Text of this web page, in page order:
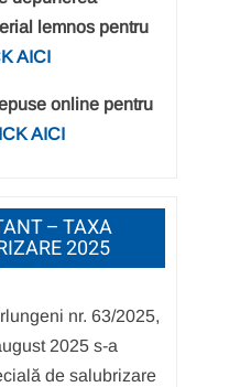
lemnos pentru
AICI
online pentru
AICI
– TAXA
2025
nr. 63/2025,
2025 s-a
de salubrizare